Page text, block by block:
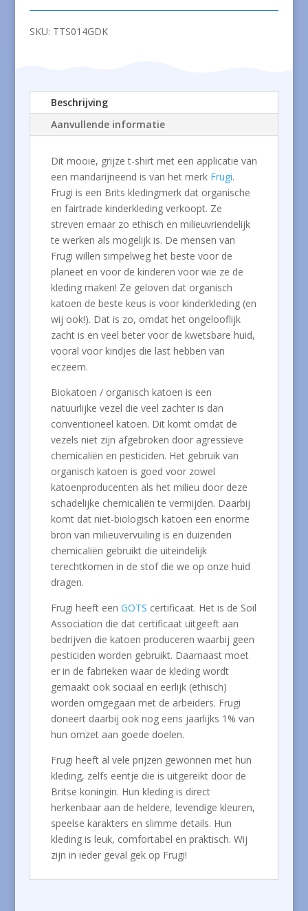
SKU: TTS014GDK
Beschrijving
Aanvullende informatie
Dit mooie, grijze t-shirt met een applicatie van
een mandarijneend is van het merk Frugi.
Frugi is een Brits kledingmerk dat organische
en fairtrade kinderkleding verkoopt. Ze
streven ernaar zo ethisch en milieuvriendelijk
te werken als mogelijk is. De mensen van
Frugi willen simpelweg het beste voor de
planeet en voor de kinderen voor wie ze de
kleding maken! Ze geloven dat organisch
katoen de beste keus is voor kinderkleding (en
wij ook!). Dat is zo, omdat het ongelooflijk
zacht is en veel beter voor de kwetsbare huid,
vooral voor kindjes die last hebben van
eczeem.
Biokatoen / organisch katoen is een
natuurlijke vezel die veel zachter is dan
conventioneel katoen. Dit komt omdat de
vezels niet zijn afgebroken door agressieve
chemicaliën en pesticiden. Het gebruik van
organisch katoen is goed voor zowel
katoenproducenten als het milieu door deze
schadelijke chemicaliën te vermijden. Daarbij
komt dat niet-biologisch katoen een enorme
bron van milieuvervuiling is en duizenden
chemicaliën gebruikt die uiteindelijk
terechtkomen in de stof die we op onze huid
dragen.
Frugi heeft een GOTS certificaat. Het is de Soil
Association die dat certificaat uitgeeft aan
bedrijven die katoen produceren waarbij geen
pesticiden worden gebruikt. Daarnaast moet
er in de fabrieken waar de kleding wordt
gemaakt ook sociaal en eerlijk (ethisch)
worden omgegaan met de arbeiders. Frugi
doneert daarbij ook nog eens jaarlijks 1% van
hun omzet aan goede doelen.
Frugi heeft al vele prijzen gewonnen met hun
kleding, zelfs eentje die is uitgereikt door de
Britse koningin. Hun kleding is direct
herkenbaar aan de heldere, levendige kleuren,
speelse karakters en slimme details. Hun
kleding is leuk, comfortabel en praktisch. Wij
zijn in ieder geval gek op Frugi!